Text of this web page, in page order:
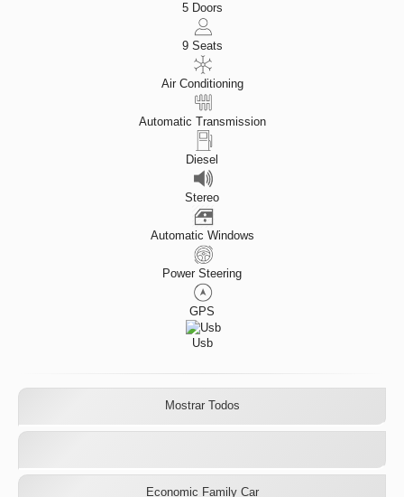
5 Doors
9 Seats
Air Conditioning
Automatic Transmission
Diesel
Stereo
Automatic Windows
Power Steering
GPS
Usb
Mostrar Todos
Economic Family Car